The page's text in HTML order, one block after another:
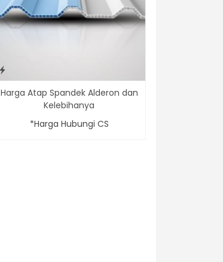
Harga Atap Spandek Alderon dan
Kelebihanya
*Harga Hubungi CS